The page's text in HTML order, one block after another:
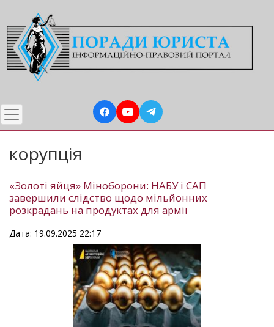
до
основного
вмісту
корупція
«Золоті яйця» Міноборони: НАБУ і САП
завершили слідство щодо мільйонних
розкрадань на продуктах для армії
Дата: 19.09.2025 22:17